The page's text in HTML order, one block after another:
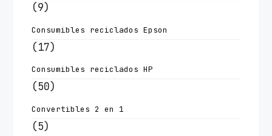
(9)
Consumibles reciclados Epson
(17)
Consumibles reciclados HP
(50)
Convertibles 2 en 1
(5)